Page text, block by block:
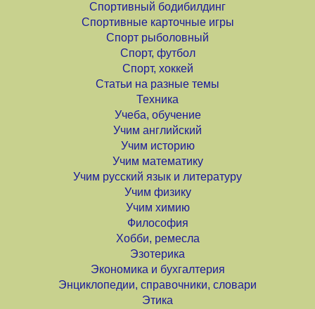
Спортивный бодибилдинг
Спортивные карточные игры
Спорт рыболовный
Спорт, футбол
Спорт, хоккей
Статьи на разные темы
Техника
Учеба, обучение
Учим английский
Учим историю
Учим математику
Учим русский язык и литературу
Учим физику
Учим химию
Философия
Хобби, ремесла
Эзотерика
Экономика и бухгалтерия
Энциклопедии, справочники, словари
Этика